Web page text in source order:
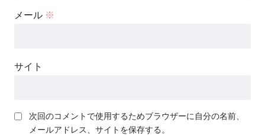
メール ※
サイト
次回のコメントで使用するためブラウザーに自分の名前、
メールアドレス、サイトを保存する。